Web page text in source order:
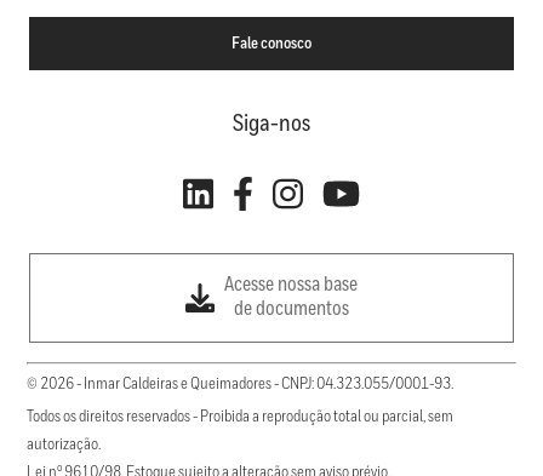
Fale conosco
Siga-nos
Acesse nossa base
de documentos
© 2026 - Inmar Caldeiras e Queimadores - CNPJ: 04.323.055/0001-93.
Todos os direitos reservados - Proibida a reprodução total ou parcial, sem
autorização.